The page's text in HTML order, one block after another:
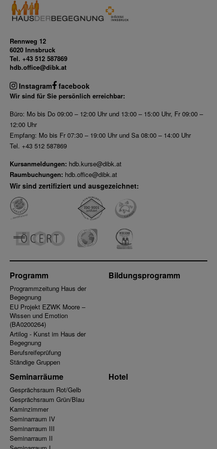
Rennweg 12
6020 Innsbruck
Tel. +43 512 587869
hdb.office@dibk.at
Instagram facebook
Wir sind für Sie persönlich erreichbar:
Büro: Mo bis Do 09:00 – 12:00 Uhr und 13:00 – 15:00 Uhr, Fr 09:00 –
12:00 Uhr
Empfang: Mo bis Fr 07:30 – 19:00 Uhr und Sa 08:00 – 14:00 Uhr
Tel. +43 512 587869
Kursanmeldungen: hdb.kurse@dibk.at
Raumbuchungen: hdb.office@dibk.at
Wir sind zertifiziert und ausgezeichnet:
Programm
Programmzeitung Haus der
Begegnung
EU Projekt EZWK Moore –
Wissen und Emotion
(BA0200264)
Artilog - Kunst im Haus der
Begegnung
Berufsreifeprüfung
Ständige Gruppen
Bildungsprogramm
Seminarräume
Gesprächsraum Rot/Gelb
Gesprächsraum Grün/Blau
Kaminzimmer
Seminarraum IV
Seminarraum III
Seminarraum II
Hotel